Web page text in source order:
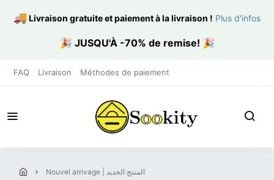
🚚 Livraison gratuite et paiement à la livraison ! Plus d'infos
🎉 JUSQU'À -70% de remise! 🎉
FAQ Livraison Méthodes de paiement
nouvel arrivage | المنتج الجديد